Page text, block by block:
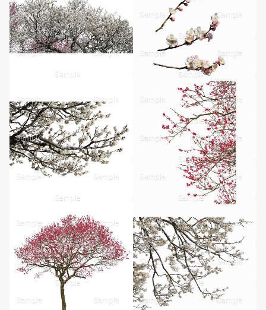
無料ダウンロード